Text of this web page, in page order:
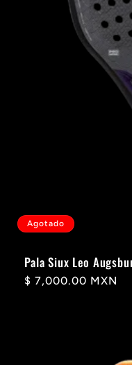
Agotado
Pala Siux Leo
Precio
$ 7,000.00 MXN